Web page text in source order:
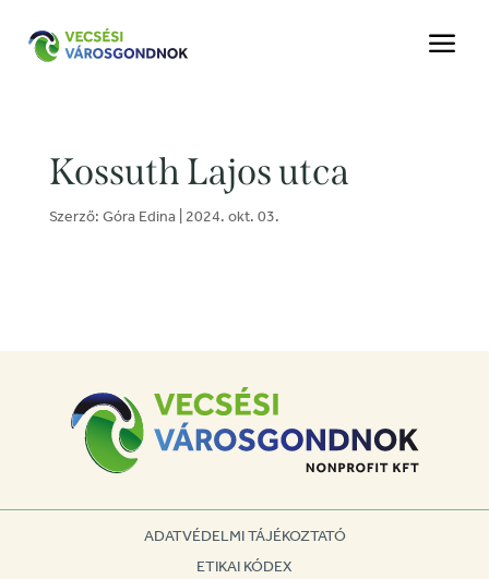
a
Kossuth Lajos utca
Szerző: Góra Edina 2024. okt. 03.
ADATVÉDELMI TÁJÉKOZTATÓ
ETIKAI KÓDEX